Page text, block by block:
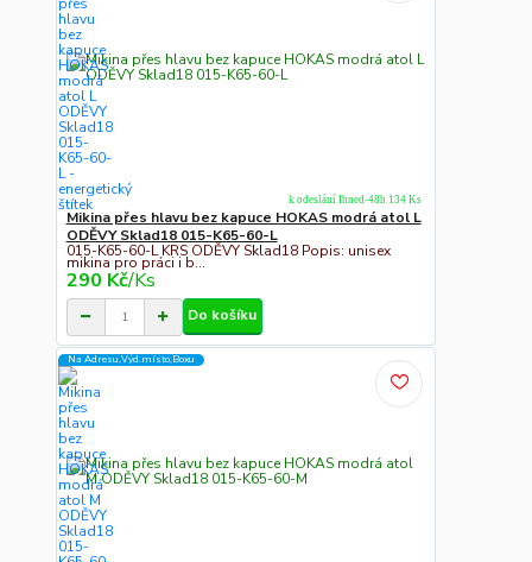
Mikina přes hlavu bez kapuce HOKAS modrá atol L
ODĚVY Sklad18 015-K65-60-L
015-K65-60-L KRS ODĚVY Sklad18 Popis: unisex
mikina pro práci i b...
290 Kč/Ks
k odeslání Ihned-48h 134 Ks
Do košíku
Na Adresu,Výd.místo,Boxu